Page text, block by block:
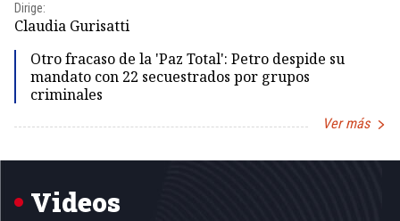
Dirige:
Claudia Gurisatti
Otro fracaso de la 'Paz Total': Petro despide su
mandato con 22 secuestrados por grupos
criminales
Ver más
1
Videos